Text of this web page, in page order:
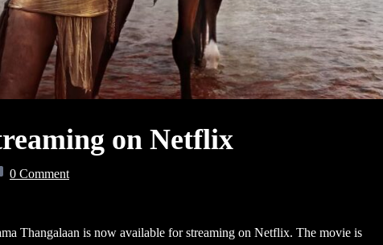
on Netflix
0 Comment
Thangalaan is now available for streaming on Netflix. The movie is